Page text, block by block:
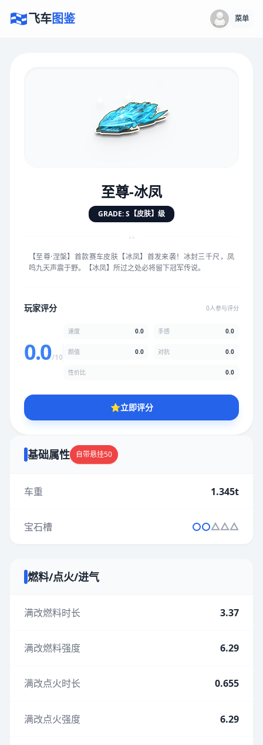
飞车图鉴 菜单
至尊-冰凤
GRADE: S【皮肤】级
“
【至尊·涅槃】首款赛车皮肤【冰凤】首发来袭！冰封三千尺，凤
鸣九天声震于野。【冰凤】所过之处必将留下冠军传说。
玩家评分 0人参与评分
0.0/10
速度 0.0 手感 0.0
颜值 0.0 对抗 0.0
性价比 0.0
⭐立即评分
基础属性 自带悬挂50
车重 1.345t
宝石槽
燃料/点火/进气
满改燃料时长 3.37
满改燃料强度 6.29
满改点火时长 0.655
满改点火强度 6.29
★★★★★★★★
手感 5.0分
★★ ★ ★
性价比
★★★★★★★★★★
比0%，性价比占比0%，颜值占比0%